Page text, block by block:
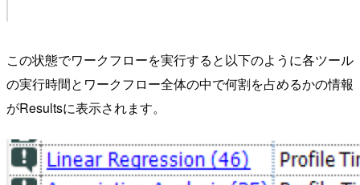
この状態でワークフローを実行すると以下のように各ツール
の実行時間とワークフロー全体の中で何割を占めるかの情報
がResultsに表示されます。